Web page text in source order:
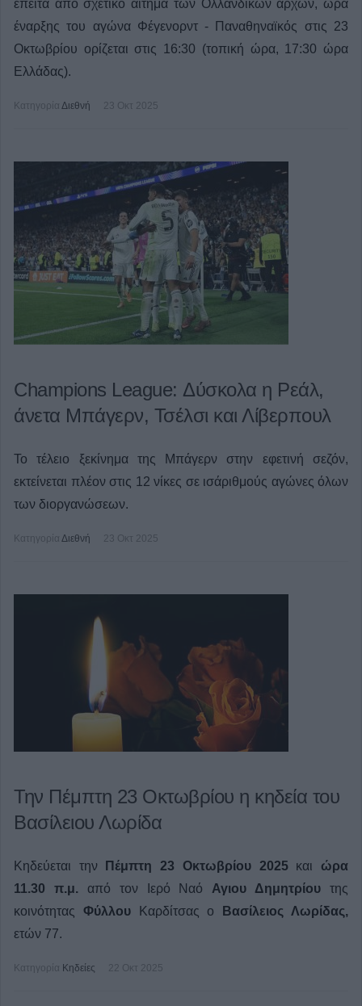
έπειτα από σχετικό αίτημα των Ολλανδικών αρχών, ώρα
έναρξης του αγώνα Φέγενορντ - Παναθηναϊκός στις 23
Οκτωβρίου ορίζεται στις 16:30 (τοπική ώρα, 17:30 ώρα
Ελλάδας).
Κατηγορία Διεθνή 23 Οκτ 2025
Champions League: Δύσκολα η Ρεάλ,
άνετα Μπάγερν, Τσέλσι και Λίβερπουλ
Το τέλειο ξεκίνημα της Μπάγερν στην εφετινή σεζόν,
εκτείνεται πλέον στις 12 νίκες σε ισάριθμούς αγώνες όλων
των διοργανώσεων.
Κατηγορία Διεθνή 23 Οκτ 2025
Την Πέμπτη 23 Οκτωβρίου η κηδεία του
Βασίλειου Λωρίδα
Κηδεύεται την Πέμπτη 23 Οκτωβρίου 2025 και ώρα
11.30 π.μ. από τον Ιερό Ναό Αγιου Δημητρίου της
κοινότητας Φύλλου Καρδίτσας ο
Βασίλειος Λωρίδας,
ετών 77.
Κατηγορία Κηδείες 22 Οκτ 2025